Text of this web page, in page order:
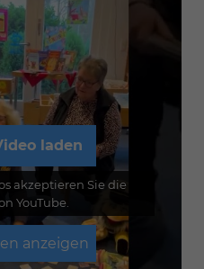
laden
akzeptieren Sie die
YouTube.
anzeigen